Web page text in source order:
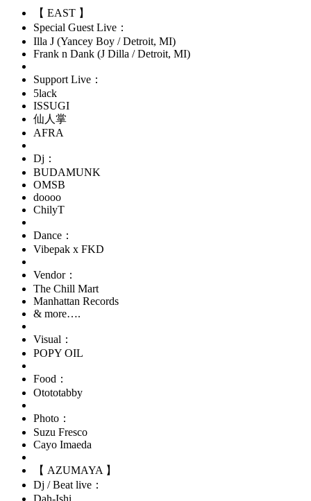
【 EAST 】
Special Guest Live：
Illa J (Yancey Boy / Detroit, MI)
Frank n Dank (J Dilla / Detroit, MI)
Support Live：
5lack
ISSUGI
仙人掌
AFRA
Dj：
BUDAMUNK
OMSB
doooo
ChilyT
Dance：
Vibepak x FKD
Vendor：
The Chill Mart
Manhattan Records
& more….
Visual：
POPY OIL
Food：
Otototabby
Photo：
Suzu Fresco
Cayo Imaeda
【 AZUMAYA 】
Dj / Beat live：